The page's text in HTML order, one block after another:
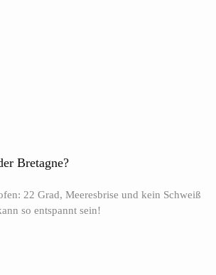
Bretagne?
22 Grad, Meeresbrise und kein Schweiß
so entspannt sein!